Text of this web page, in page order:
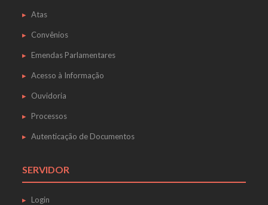
Atas
Convênios
Emendas Parlamentares
Acesso à Informação
Ouvidoria
Processos
Autenticação de Documentos
SERVIDOR
Login